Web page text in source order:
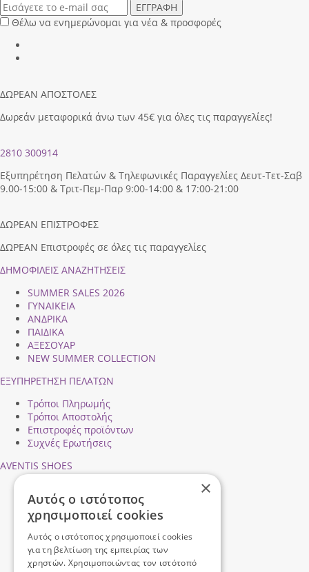
ΕΓΓΡΑΦΗ
Θέλω να ενημερώνομαι για νέα & προσφορές
ΔΩΡΕΑΝ ΑΠΟΣΤΟΛΕΣ
Δωρεάν μεταφορικά άνω των 45€ για όλες τις παραγγελίες!
2810 300914
Εξυπηρέτηση Πελατών & Τηλεφωνικές Παραγγελίες Δευτ-Τετ-Σαβ
9.00-15:00 & Τριτ-Πεμ-Παρ 9:00-14:00 & 17:00-21:00
ΔΩΡΕΑΝ ΕΠΙΣΤΡΟΦΕΣ
ΔΩΡΕΑΝ Επιστροφές σε όλες τις παραγγελίες
ΔΗΜΟΦΙΛEIΣ ΑΝΑΖΗΤΗΣΕΙΣ
SUMMER SALES 2026
ΓΥΝΑΙΚΕΙΑ
ΑΝΔΡΙΚΑ
ΠΑΙΔΙΚΑ
ΑΞΕΣΟΥΑΡ
NEW SUMMER COLLECTION
ΕΞΥΠΗΡΕΤΗΣΗ ΠΕΛΑΤΩΝ
Τρόποι Πληρωμής
Τρόποι Αποστολής
Επιστροφές προϊόντων
Συχνές Ερωτήσεις
AVENTIS SHOES
Ασφάλεια Συναλλαγών
Προσωπικά Δεδομένα
Όροι Χρήσης
×
Αυτός ο ιστότοπος
χρησιμοποιεί cookies
Αυτός ο ιστότοπος χρησιμοποιεί cookies
για τη βελτίωση της εμπειρίας των
χρηστών. Χρησιμοποιώντας τον ιστότοπό